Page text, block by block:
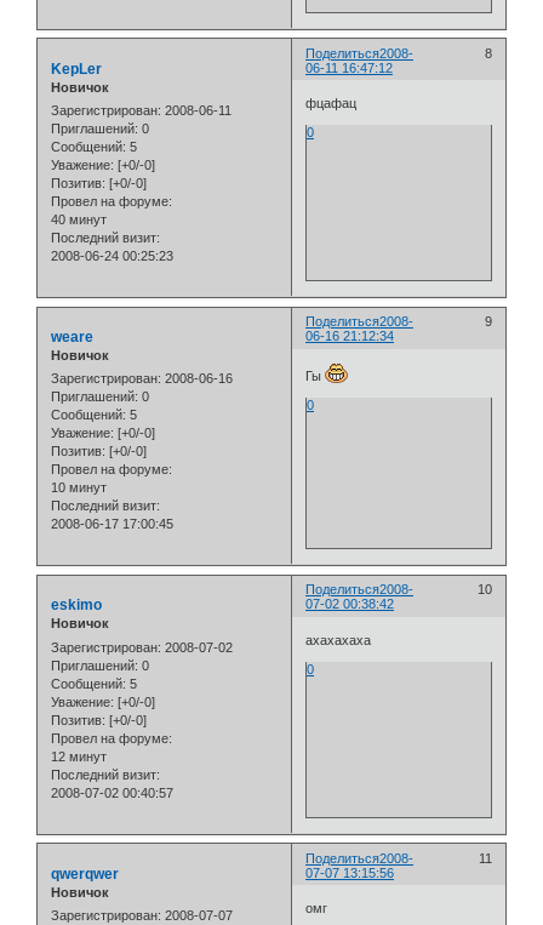
Поделиться 8
2008-
06-11 16:47:12
KepLer
Новичок
Зарегистрирован: 2008-06-11
Приглашений: 0
Сообщений: 5
Уважение: [+0/-0]
Позитив: [+0/-0]
Провел на форуме:
40 минут
Последний визит:
2008-06-24 00:25:23
фцафац
0
Поделиться 9
2008-
06-16 21:12:34
weare
Новичок
Зарегистрирован: 2008-06-16
Приглашений: 0
Сообщений: 5
Уважение: [+0/-0]
Позитив: [+0/-0]
Провел на форуме:
10 минут
Последний визит:
2008-06-17 17:00:45
Гы
0
Поделиться 10
2008-
07-02 00:38:42
eskimo
Новичок
Зарегистрирован: 2008-07-02
Приглашений: 0
Сообщений: 5
Уважение: [+0/-0]
Позитив: [+0/-0]
Провел на форуме:
12 минут
Последний визит:
2008-07-02 00:40:57
ахахахаха
0
Поделиться 11
2008-
07-07 13:15:56
qwerqwer
Новичок
Зарегистрирован: 2008-07-07
омг